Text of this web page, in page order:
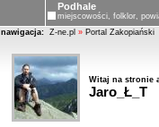
Podhale
miejscowości, folklor,
nawigacja: Z-ne.pl » Portal Zakopiański
Witaj na stronie
Jaro_Ł_T